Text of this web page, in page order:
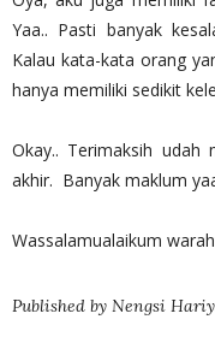
Yaa.. Pasti banyak
Kalau kata-kata orang
hanya memiliki sedikit
Okay.. Terimaksih
akhir. Banyak maklum
Wassalamualaikum
Published by Nengsi